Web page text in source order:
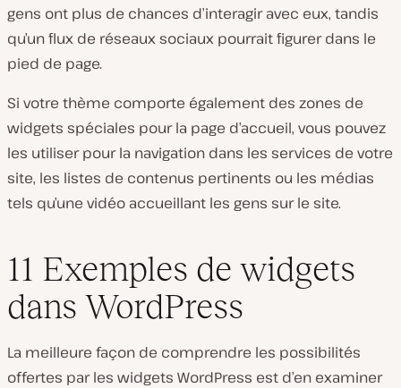
gens ont plus de chances d’interagir avec eux, tandis
qu’un flux de réseaux sociaux pourrait figurer dans le
pied de page.
Si votre thème comporte également des zones de
widgets spéciales pour la page d’accueil, vous pouvez
les utiliser pour la navigation dans les services de votre
site, les listes de contenus pertinents ou les médias
tels qu’une vidéo accueillant les gens sur le site.
11 Exemples de widgets
dans WordPress
La meilleure façon de comprendre les possibilités
offertes par les widgets WordPress est d’en examiner